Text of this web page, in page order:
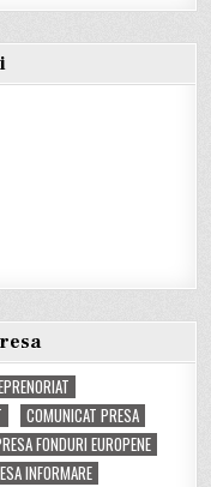
COMUNICAT PRESA
FONDURI EUROPENE
INFORMARE